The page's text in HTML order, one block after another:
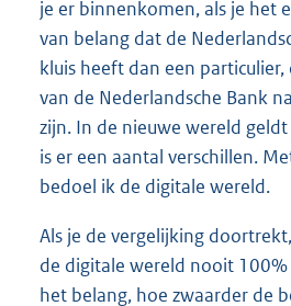
je er binnenkomen, als je het
van belang dat de
kluis heeft dan een
van de Nederlandsche Bank
zijn. In de nieuwe wereld
is er een aantal verschillen.
bedoel ik de digitale wereld.
Als je de vergelijking
de digitale wereld nooit
het belang, hoe zwaarder de